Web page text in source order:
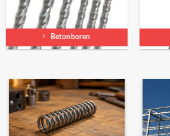
Betonboren